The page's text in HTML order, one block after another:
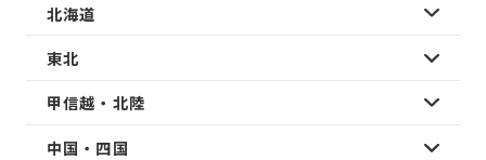
北海道
東北
甲信越・北陸
中国・四国